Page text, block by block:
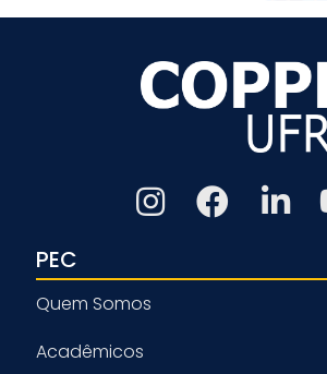
PEC
Quem Somos
Acadêmicos